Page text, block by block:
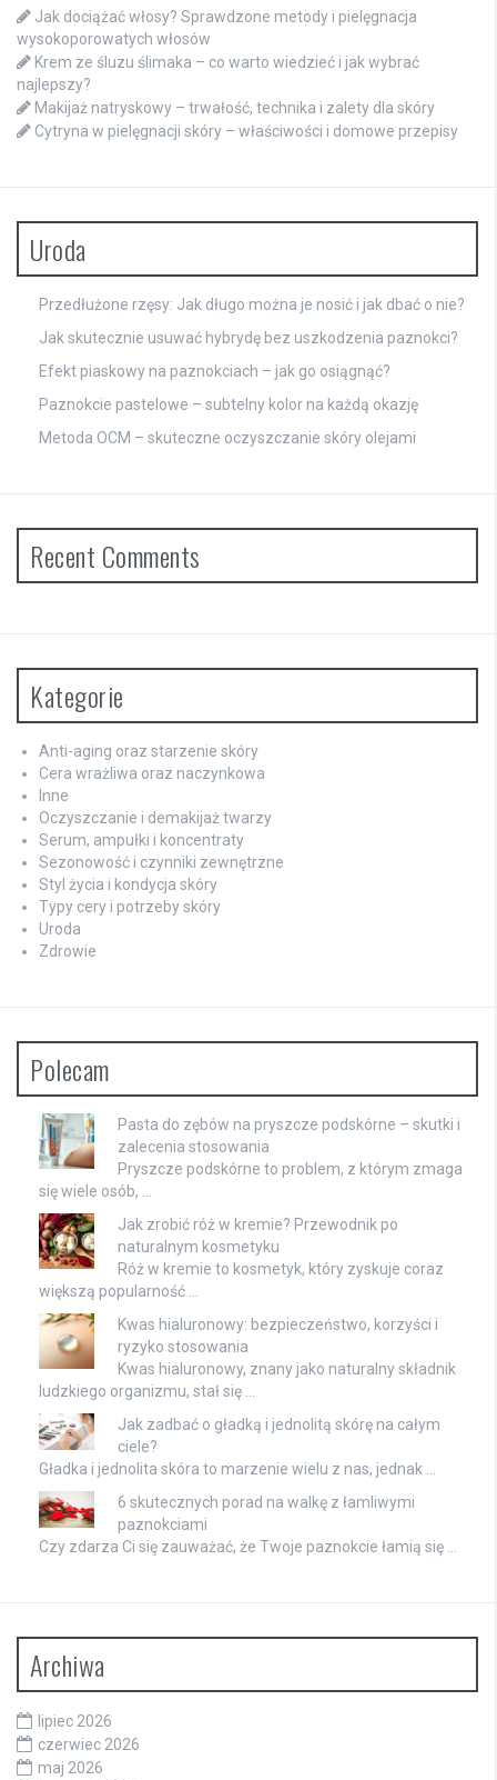
Jak dociążać włosy? Sprawdzone metody i pielęgnacja
wysokoporowatych włosów
Krem ze śluzu ślimaka – co warto wiedzieć i jak wybrać
najlepszy?
Makijaż natryskowy – trwałość, technika i zalety dla skóry
Cytryna w pielęgnacji skóry – właściwości i domowe przepisy
Uroda
Przedłużone rzęsy: Jak długo można je nosić i jak dbać o nie?
Jak skutecznie usuwać hybrydę bez uszkodzenia paznokci?
Efekt piaskowy na paznokciach – jak go osiągnąć?
Paznokcie pastelowe – subtelny kolor na każdą okazję
Metoda OCM – skuteczne oczyszczanie skóry olejami
Recent Comments
Kategorie
Anti-aging oraz starzenie skóry
Cera wrażliwa oraz naczynkowa
Inne
Oczyszczanie i demakijaż twarzy
Serum, ampułki i koncentraty
Sezonowość i czynniki zewnętrzne
Styl życia i kondycja skóry
Typy cery i potrzeby skóry
Uroda
Zdrowie
Polecam
Pasta do zębów na pryszcze podskórne – skutki i
zalecenia stosowania
Pryszcze podskórne to problem, z którym zmaga
się wiele osób, …
Jak zrobić róż w kremie? Przewodnik po
naturalnym kosmetyku
Róż w kremie to kosmetyk, który zyskuje coraz
większą popularność …
Kwas hialuronowy: bezpieczeństwo, korzyści i
ryzyko stosowania
Kwas hialuronowy, znany jako naturalny składnik
ludzkiego organizmu, stał się …
Jak zadbać o gładką i jednolitą skórę na całym
ciele?
Gładka i jednolita skóra to marzenie wielu z nas, jednak …
6 skutecznych porad na walkę z łamliwymi
paznokciami
Czy zdarza Ci się zauważać, że Twoje paznokcie łamią się …
Archiwa
lipiec 2026
czerwiec 2026
maj 2026